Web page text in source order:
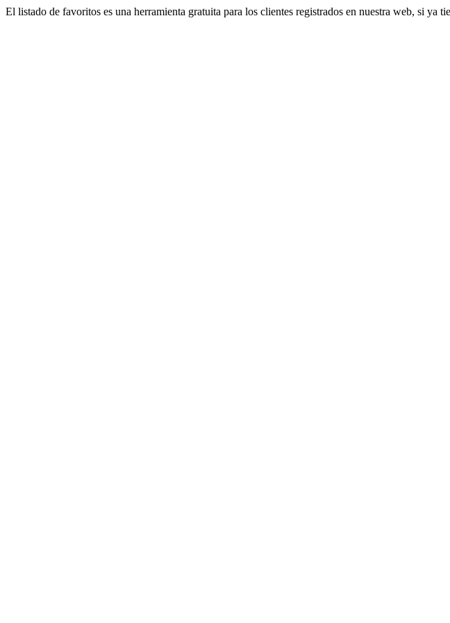
El listado de favoritos es una herramienta gratuita para los clientes registrados en nuestra web, si ya